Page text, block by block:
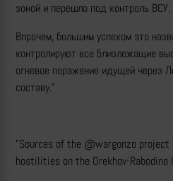
зоной и перешло под контроль ВСУ.
Впрочем, большим успехом это
контролируют все близлежащие
огневое поражение идущей через
составу."
"Sources of the @wargonzo
hostilities on the Orekhov-Rabodino